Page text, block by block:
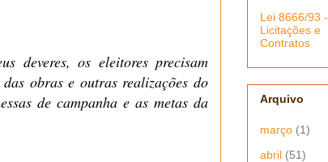
deveres, os eleitores precisam
obras e outras realizações do
de campanha e as metas da
Lei 8666/93 -
Licitações e
Contratos
Arquivo
março (1)
abril (51)